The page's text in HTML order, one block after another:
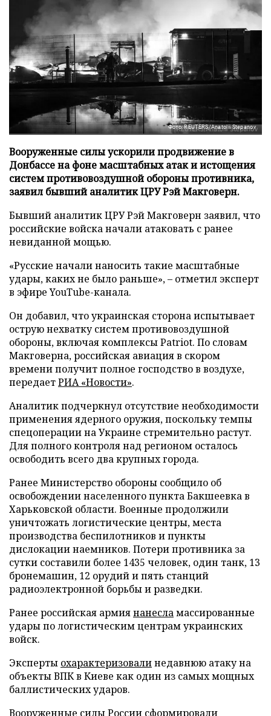
Фото: REUTERS/Anatolii Stepanov
Вооруженные силы ускорили продвижение в
Донбассе на фоне масштабных атак и истощения
систем противовоздушной обороны противника,
заявил бывший аналитик ЦРУ Рэй Макговерн.
Бывший аналитик ЦРУ Рэй Макговерн заявил, что
российские войска начали атаковать с ранее
невиданной мощью.
«Русские начали наносить такие масштабные
удары, каких не было раньше», – отметил эксперт
в эфире YouTube-канала.
Он добавил, что украинская сторона испытывает
острую нехватку систем противовоздушной
обороны, включая комплексы Patriot. По словам
Макговерна, российская авиация в скором
времени получит полное господство в воздухе,
передаетРИА «Новости».
Аналитик подчеркнул отсутствие необходимости
применения ядерного оружия, поскольку темпы
спецоперации на Украине стремительно растут.
Для полного контроля над регионом осталось
освободить всего два крупных города.
Ранее Министерство обороны сообщило об
освобождении населенного пункта Бакшеевка в
Харьковской области. Военные продолжили
уничтожать логистические центры, места
производства беспилотников и пункты
дислокации наемников. Потери противника за
сутки составили более 1435 человек, один танк, 13
бронемашин, 12 орудий и пять станций
радиоэлектронной борьбы и разведки.
Ранее российская армиянанесламассированные
удары по логистическим центрам украинских
войск.
Эксперты охарактеризовалинедавнюю атаку на
объекты ВПК в Киеве как один из самых мощных
баллистических ударов.
Вооруженные силы России сформировали